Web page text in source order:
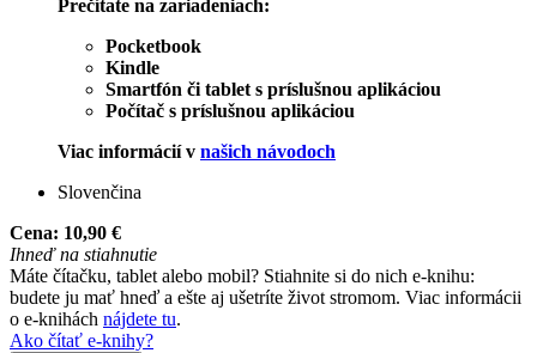
Prečítate na zariadeniach:
Pocketbook
Kindle
Smartfón či tablet s príslušnou aplikáciou
Počítač s príslušnou aplikáciou
Viac informácií v našich návodoch
Slovenčina
Cena: 10,90 €
Ihneď na stiahnutie
Máte čítačku, tablet alebo mobil? Stiahnite si do nich e-knihu:
budete ju mať hneď a ešte aj ušetríte život stromom. Viac informácii
o e-knihách nájdete tu.
Ako čítať e-knihy?